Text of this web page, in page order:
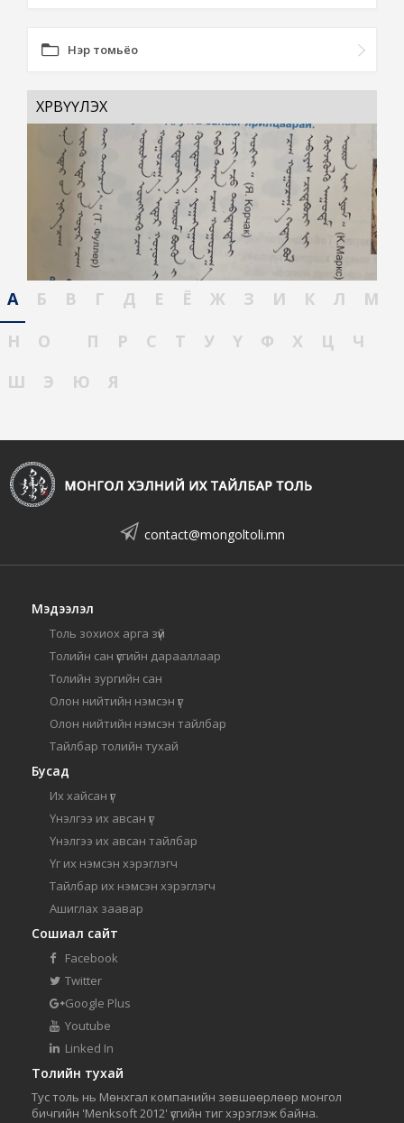
Нэр томьёо
ХӨРВҮҮЛЭХ
А Б В Г Д Е Ё Ж З И К Л
М
Н
О П Р С Т У Ү Ф Х Ц
Ч
Ш
Э Ю Я
contact@mongoltoli.mn
Мэдээлэл
Толь зохиох арга зүй
Толийн сан үсгийн дарааллаар
Толийн зургийн сан
Олон нийтийн нэмсэн үг
Олон нийтийн нэмсэн тайлбар
Тайлбар толийн тухай
Бусад
Их хайсан үг
Үнэлгээ их авсан үг
Үнэлгээ их авсан тайлбар
Үг их нэмсэн хэрэглэгч
Тайлбар их нэмсэн хэрэглэгч
Ашиглах заавар
Сошиал сайт
Facebook
Twitter
Google Plus
Youtube
Linked In
Толийн тухай
Тус толь нь Мөнхгал компанийн зөвшөөрлөөр монгол
бичгийн 'Menksoft 2012' үсгийн тиг хэрэглэж байна.